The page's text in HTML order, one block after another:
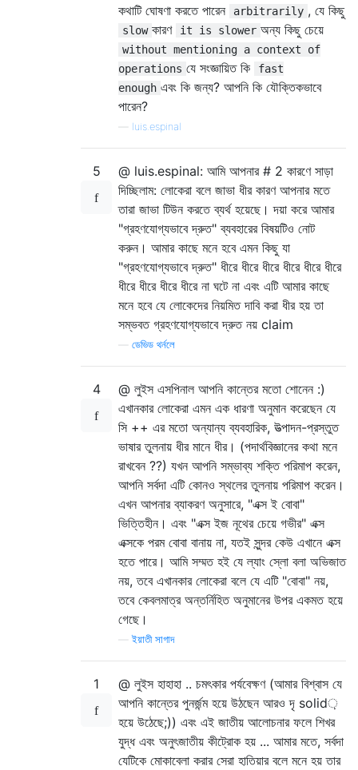
কথাটি ঘোষণা করতে পারেন
arbitrarily , যে কিছু
slow কারণ it is slower অন্য কিছু চেয়ে
without mentioning a context of
operations যে সংজ্ঞায়িত কি
fast
enough এবং কি জন্য? আপনি কি যৌক্তিকভাবে
পারেন?
luis.espinal
5
@ luis.espinal: আমি আপনার # 2 কারণে সাড়া
দিচ্ছিলাম: লোকেরা বলে জাভা ধীর কারণ আপনার মতে
তারা জাভা টিউন করতে ব্যর্থ হয়েছে। দয়া করে আমার
"গ্রহণযোগ্যভাবে দ্রুত" ব্যবহারের বিষয়টিও নোট
করুন। আমার কাছে মনে হবে এমন কিছু যা
"গ্রহণযোগ্যভাবে দ্রুত" ধীরে ধীরে ধীরে ধীরে ধীরে ধীরে
ধীরে ধীরে ধীরে ধীরে না ঘটে না এবং এটি আমার কাছে
মনে হবে যে লোকেদের নিয়মিত দাবি করা ধীর হয় তা
সম্ভবত গ্রহণযোগ্যভাবে দ্রুত নয় claim
ডেভিড থর্নলে
4
@ লুইস এসপিনাল আপনি কান্তের মতো শোনেন :)
এখানকার লোকেরা এমন এক ধারণা অনুমান করেছেন যে
সি ++ এর মতো অন্যান্য ব্যবহারিক, উত্পাদন-প্রস্তুত
ভাষার তুলনায় ধীর মানে ধীর। (পদার্থবিজ্ঞানের কথা মনে
রাখবেন ??) যখন আপনি সম্ভাব্য শক্তি পরিমাপ করেন,
আপনি সর্বদা এটি কোনও স্থলের তুলনায় পরিমাপ করেন।
এখন আপনার ব্যাকরণ অনুসারে, "এক্স ই বোবা"
ভিত্তিহীন। এবং "এক্স ইজ নূথের চেয়ে গভীর" এক্স
এক্সকে পরম বোবা বানায় না, যতই সুন্দর কেউ এখানে এক্স
হতে পারে। আমি সম্মত হই যে ল্যাং স্লো বলা অভিজাত
নয়, তবে এখানকার লোকেরা বলে যে এটি "বোবা" নয়,
তবে কেবলমাত্র অন্তর্নিহিত অনুমানের উপর একমত হয়ে
গেছে।
—ইয়াতী সাগাদ
1
@ লুইস হাহাহা .. চমৎকার পর্যবেক্ষণ (আমার বিশ্বাস যে
আপনি কান্তের পুনর্জন্ম হয়ে উঠছেন আরও দৃ solid়
হয়ে উঠেছে;)) এবং এই জাতীয় আলোচনার ফলে শিখর
যুদ্ধ এবং অনুৎজাতীয় কীট্রোক হয় ... আমার মতে, সর্বদা
যেটিকে মোকাবেলা করার সেরা হাতিয়ার বলে মনে হয় তার